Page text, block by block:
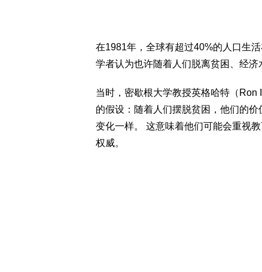
在1981年，全球有超过40%的人口生
学者认为也许随着人们脱离贫困、经济
当时，密歇根大学教授英格哈特（
的假设：随着人们摆脱贫困，他们的
变化一样。 这意味着他们可能会重视
权威。